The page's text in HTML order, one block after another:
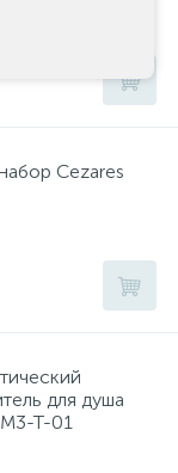
Cezares
для душа
T-01